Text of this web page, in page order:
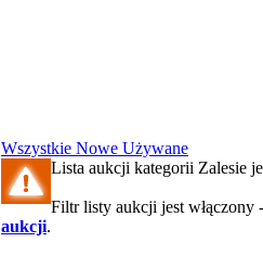
Wszystkie Nowe Używane
Lista aukcji kategorii Zalesie
Filtr listy aukcji jest włączony
aukcji.